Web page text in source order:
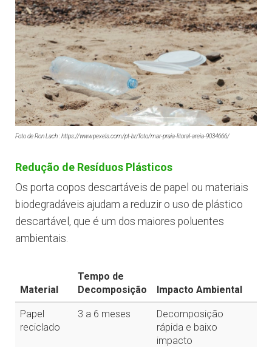
Foto de Ron Lach : https://www.pexels.com/pt-br/foto/mar-praia-litoral-areia-9034666/
Redução de Resíduos Plásticos
Os porta copos descartáveis de papel ou materiais
biodegradáveis ajudam a reduzir o uso de plástico
descartável, que é um dos maiores poluentes
ambientais.
Material
Tempo de
Decomposição
Impacto Ambiental
Papel
reciclado
3 a 6 meses
Decomposição
rápida e baixo
impacto